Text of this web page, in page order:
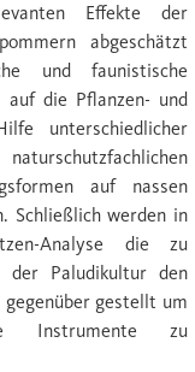
Effekte der
abgeschätzt
und faunistische
auf die Pflanzen- und
unterschiedlicher
auf nassen
Schließlich werden in
Analyse die zu
der Paludikultur den
gestellt um
Instrumente zu